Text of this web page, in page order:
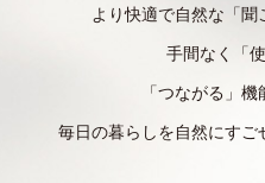
より快適で自然な「聞
手間なく「
「つながる」機
毎日の暮らしを自然にすご